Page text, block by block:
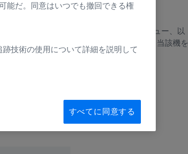
区、代表取締役社長 ：ヴィンセント マチュー、以
およびZEISS ARTEVO 750の販売を開始し、当該機を
初展示することをお知らせいたします。
能だ。同意はいつでも撤回できる権
跡技術の使用について詳細を説明して
すべてに同意する